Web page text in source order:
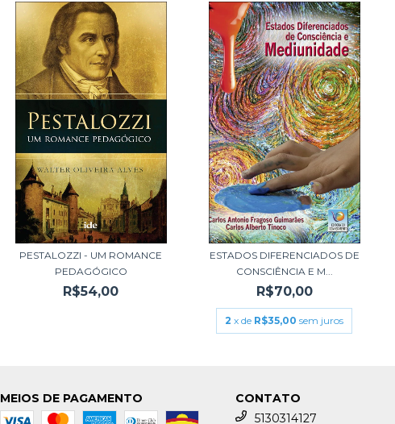
PESTALOZZI - UM ROMANCE
PEDAGÓGICO
R$54,00
ESTADOS DIFERENCIADOS DE
CONSCIÊNCIA E M...
R$70,00
2 x de R$35,00 sem juros
MEIOS DE PAGAMENTO
CONTATO
5130314127